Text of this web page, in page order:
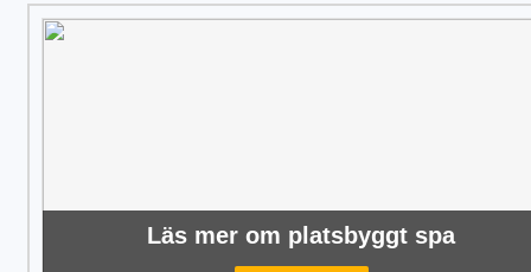
Läs mer om platsbyggt spa